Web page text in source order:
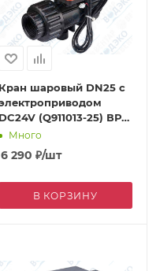
Кран шаровый DN25 с
DC24V (Q911013-25) ВР
Много
6 290 ₽/шт
В КОРЗИНУ